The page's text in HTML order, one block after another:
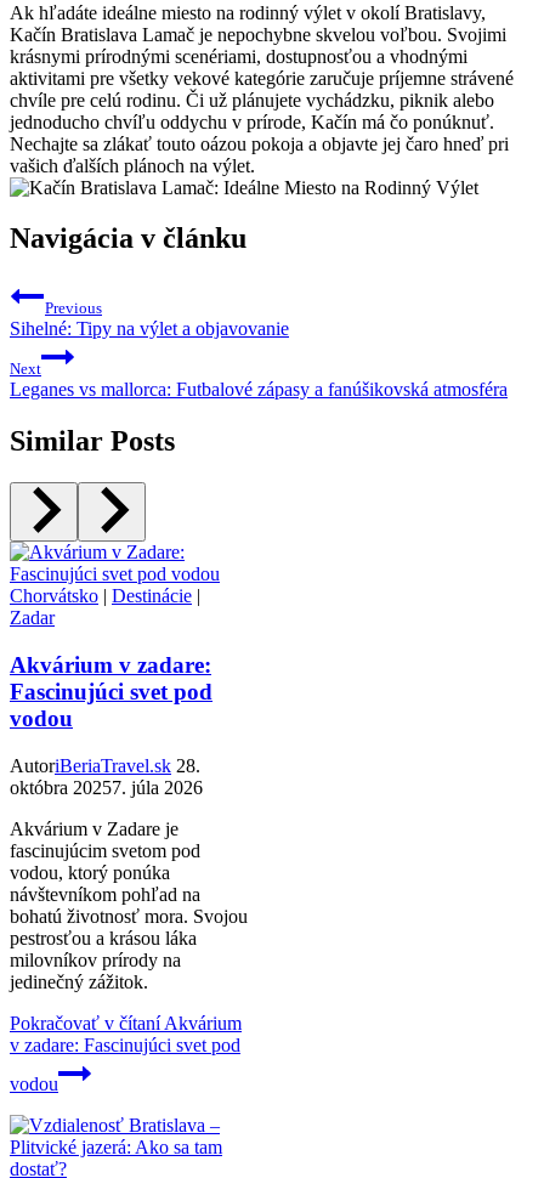
Ak hľadáte ideálne miesto na rodinný výlet v okolí Bratislavy,
Kačín Bratislava Lamač je nepochybne skvelou voľbou. Svojimi
krásnymi prírodnými scenériami, dostupnosťou a vhodnými
aktivitami pre všetky vekové kategórie zaručuje príjemne strávené
chvíle pre celú rodinu. Či už plánujete vychádzku, piknik alebo
jednoducho chvíľu oddychu v prírode, Kačín má čo ponúknuť.
Nechajte sa zlákať touto oázou pokoja a objavte jej čaro hneď pri
vašich ďalších plánoch na výlet.
Navigácia v článku
Previous
Sihelné: Tipy na výlet a objavovanie
Next
Leganes vs mallorca: Futbalové zápasy a fanúšikovská atmosféra
Similar Posts
Chorvátsko | Destinácie |
Zadar
Akvárium v zadare:
Fascinujúci svet pod
vodou
AutoriBeriaTravel.sk 28.
októbra 20257. júla 2026
Akvárium v Zadare je
fascinujúcim svetom pod
vodou, ktorý ponúka
návštevníkom pohľad na
bohatú životnosť mora. Svojou
pestrosťou a krásou láka
milovníkov prírody na
jedinečný zážitok.
Pokračovať v čítaníAkvárium
v zadare: Fascinujúci svet pod
vodou